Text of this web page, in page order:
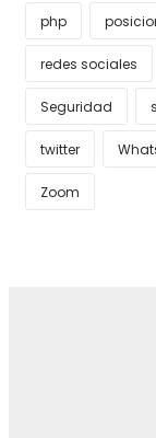
php
redes sociales
Seguridad
twitter
Zoom